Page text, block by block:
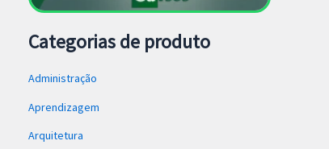
Categorias de produto
Administração
Aprendizagem
Arquitetura